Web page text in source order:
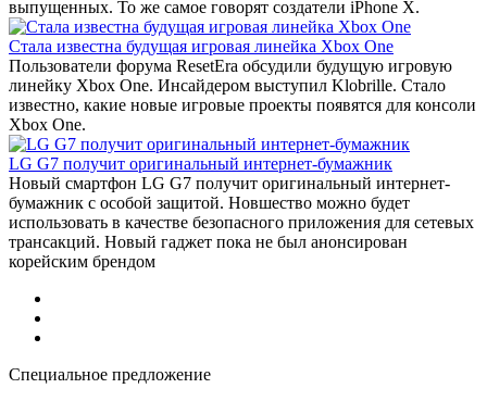
выпущенных. То же самое говорят создатели iPhone X.
Стала известна будущая игровая линейка Xbox One
Пользователи форума ResetEra обсудили будущую игровую
линейку Xbox One. Инсайдером выступил Klobrille. Стало
известно, какие новые игровые проекты появятся для консоли
Xbox One.
LG G7 получит оригинальный интернет-бумажник
Новый смартфон LG G7 получит оригинальный интернет-
бумажник с особой защитой. Новшество можно будет
использовать в качестве безопасного приложения для сетевых
трансакций. Новый гаджет пока не был анонсирован
корейским брендом
Специальное предложение